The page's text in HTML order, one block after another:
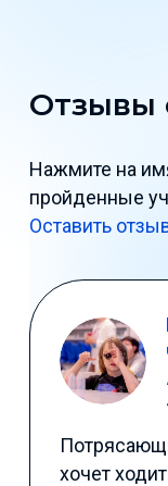
Отзывы
Нажмите на
пройденные
Оставить
хочет